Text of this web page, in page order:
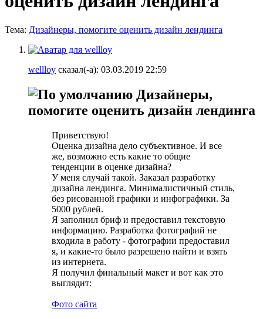
Тема: Дизайнеры, помогите оценить дизайн лендинга
wellloy сказал(-а): 03.03.2019 22:59
Дизайнеры,
помогите оценить дизайн лендинга
Приветствую!
Оценка дизайна дело субъективное. И все
же, возможно есть какие то общие
тенденции в оценке дизайна?
У меня случай такой. Заказал разработку
дизайна лендинга. Минималистичный стиль,
без рисованной графики и инфографики. За
5000 рублей.
Я заполнил бриф и предоставил текстовую
информацию. Разработка фотографий не
входила в работу - фотографии предоставил
я, и какие-то было разрешено найти и взять
из интернета.
Я получил финальный макет и вот как это
выглядит:
Фото сайта